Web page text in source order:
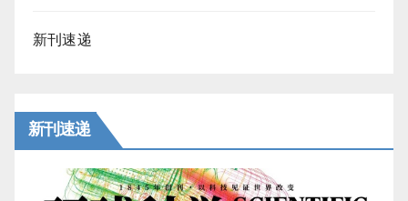
新刊速递
新刊速递